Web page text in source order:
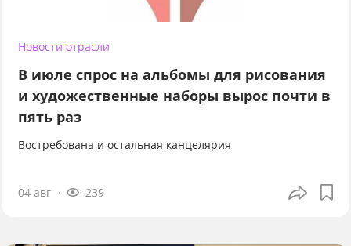
Новости отрасли
В июле спрос на альбомы для рисования
и художественные наборы вырос почти в
пять раз
Востребована и остальная канцелярия
04 авг 239